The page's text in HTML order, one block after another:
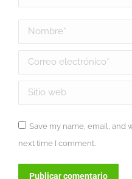
Nombre *
Correo electrónico *
Sitio web
Save my name, email, and
next time I comment.
Publicar comentario